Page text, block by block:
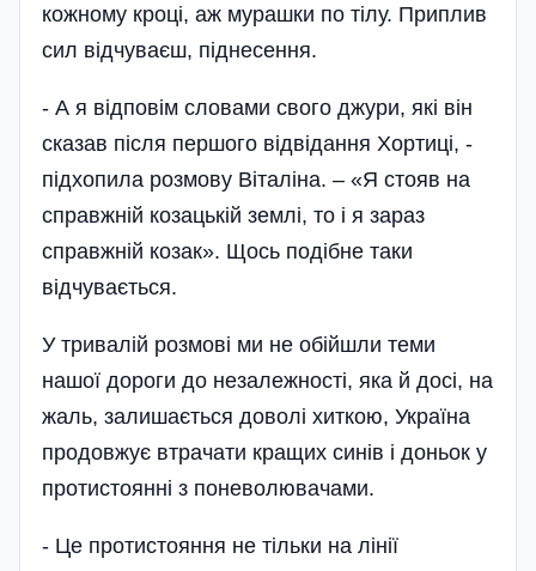
кожному кроці, аж мурашки по тілу. Приплив
сил відчуваєш, піднесення.
- А я відповім словами свого джури, які він
сказав після першого відвідання Хортиці, -
підхопила розмову Віталіна. – «Я стояв на
справжній козацькій землі, то і я зараз
справжній козак». Щось подібне таки
відчувається.
У тривалій розмові ми не обійшли теми
нашої дороги до незалежності, яка й досі, на
жаль, залишається доволі хиткою, Україна
продовжує втрачати кращих синів і доньок у
протистоянні з поневолювачами.
- Це протистояння не тільки на лінії